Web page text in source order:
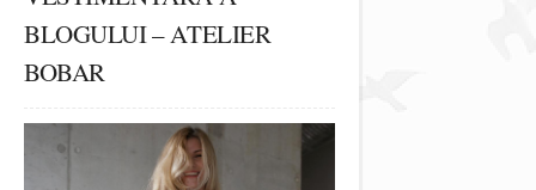
BLOGULUI – ATELIER
BOBAR